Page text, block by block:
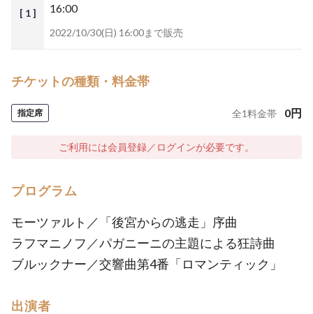
[ 1 ]
16:00
2022/10/30(日) 16:00まで販売
チケットの種類・料金帯
指定席 全1料金帯 0円
ご利用には会員登録／ログインが必要です。
プログラム
モーツァルト／「後宮からの逃走」序曲
ラフマニノフ／パガニーニの主題による狂詩曲
ブルックナー／交響曲第4番「ロマンティック」
出演者